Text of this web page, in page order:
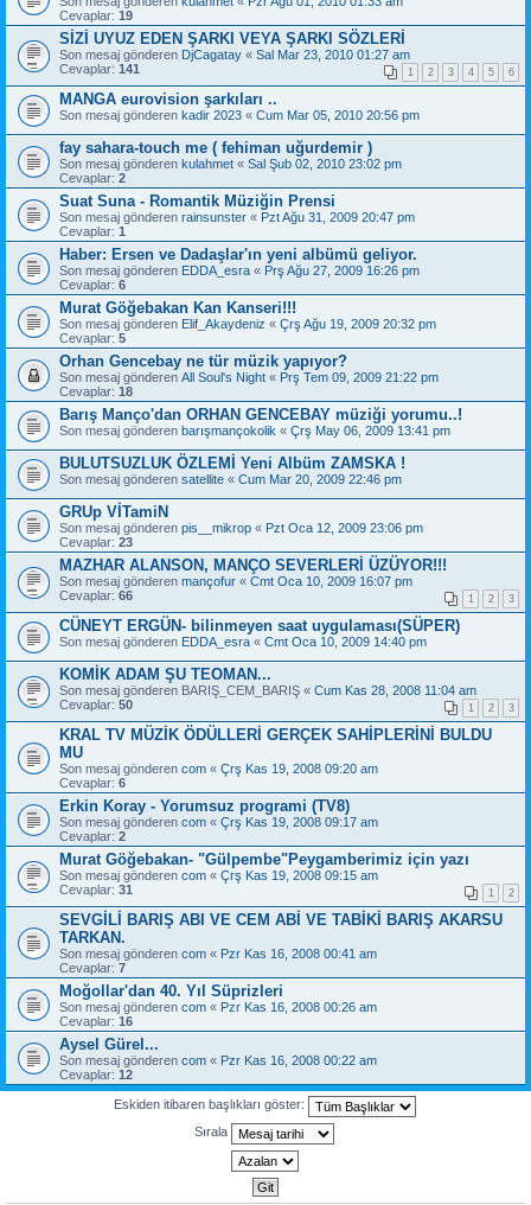
Cevaplar: 19
SİZİ UYUZ EDEN ŞARKI VEYA ŞARKI SÖZLERİ
Son mesaj gönderen DjCagatay « Sal Mar 23, 2010 01:27 am
Cevaplar: 141 1 2 3 4 5 6
MANGA eurovision şarkıları ..
Son mesaj gönderen kadir 2023 « Cum Mar 05, 2010 20:56 pm
fay sahara-touch me ( fehiman uğurdemir )
Son mesaj gönderen kulahmet « Sal Şub 02, 2010 23:02 pm
Cevaplar: 2
Suat Suna - Romantik Müziğin Prensi
Son mesaj gönderen rainsunster « Pzt Ağu 31, 2009 20:47 pm
Cevaplar: 1
Haber: Ersen ve Dadaşlar'ın yeni albümü geliyor.
Son mesaj gönderen EDDA_esra « Prş Ağu 27, 2009 16:26 pm
Cevaplar: 6
Murat Göğebakan Kan Kanseri!!!
Son mesaj gönderen Elif_Akaydeniz « Çrş Ağu 19, 2009 20:32 pm
Cevaplar: 5
Orhan Gencebay ne tür müzik yapıyor?
Son mesaj gönderen All Soul's Night « Prş Tem 09, 2009 21:22 pm
Cevaplar: 18
Barış Manço'dan ORHAN GENCEBAY müziği yorumu..!
Son mesaj gönderen barışmançokolik « Çrş May 06, 2009 13:41 pm
BULUTSUZLUK ÖZLEMİ Yeni Albüm ZAMSKA !
Son mesaj gönderen satellite « Cum Mar 20, 2009 22:46 pm
GRUp VİTamiN
Son mesaj gönderen pis__mikrop « Pzt Oca 12, 2009 23:06 pm
Cevaplar: 23
MAZHAR ALANSON, MANÇO SEVERLERİ ÜZÜYOR!!!
Son mesaj gönderen mançofur « Cmt Oca 10, 2009 16:07 pm
Cevaplar: 66 1 2 3
CÜNEYT ERGÜN- bilinmeyen saat uygulaması(SÜPER)
Son mesaj gönderen EDDA_esra « Cmt Oca 10, 2009 14:40 pm
KOMİK ADAM ŞU TEOMAN...
Son mesaj gönderen BARIŞ_CEM_BARIŞ « Cum Kas 28, 2008 11:04 am
Cevaplar: 50 1 2 3
KRAL TV MÜZİK ÖDÜLLERİ GERÇEK SAHİPLERİNİ BULDU
MU
Son mesaj gönderen com « Çrş Kas 19, 2008 09:20 am
Cevaplar: 6
Erkin Koray - Yorumsuz programi (TV8)
Son mesaj gönderen com « Çrş Kas 19, 2008 09:17 am
Cevaplar: 2
Murat Göğebakan- "Gülpembe"Peygamberimiz için yazı
Son mesaj gönderen com « Çrş Kas 19, 2008 09:15 am
Cevaplar: 31 1 2
SEVGİLİ BARIŞ ABI VE CEM ABİ VE TABİKİ BARIŞ AKARSU
TARKAN.
Son mesaj gönderen com « Pzr Kas 16, 2008 00:41 am
Cevaplar: 7
Moğollar'dan 40. Yıl Süprizleri
Son mesaj gönderen com « Pzr Kas 16, 2008 00:26 am
Cevaplar: 16
Aysel Gürel...
Son mesaj gönderen com « Pzr Kas 16, 2008 00:22 am
Cevaplar: 12
Eskiden itibaren başlıkları göster:
Sırala